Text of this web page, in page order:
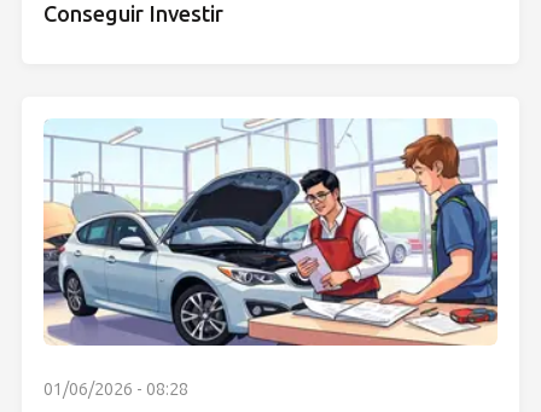
Conseguir Investir
01/06/2026 - 08:28